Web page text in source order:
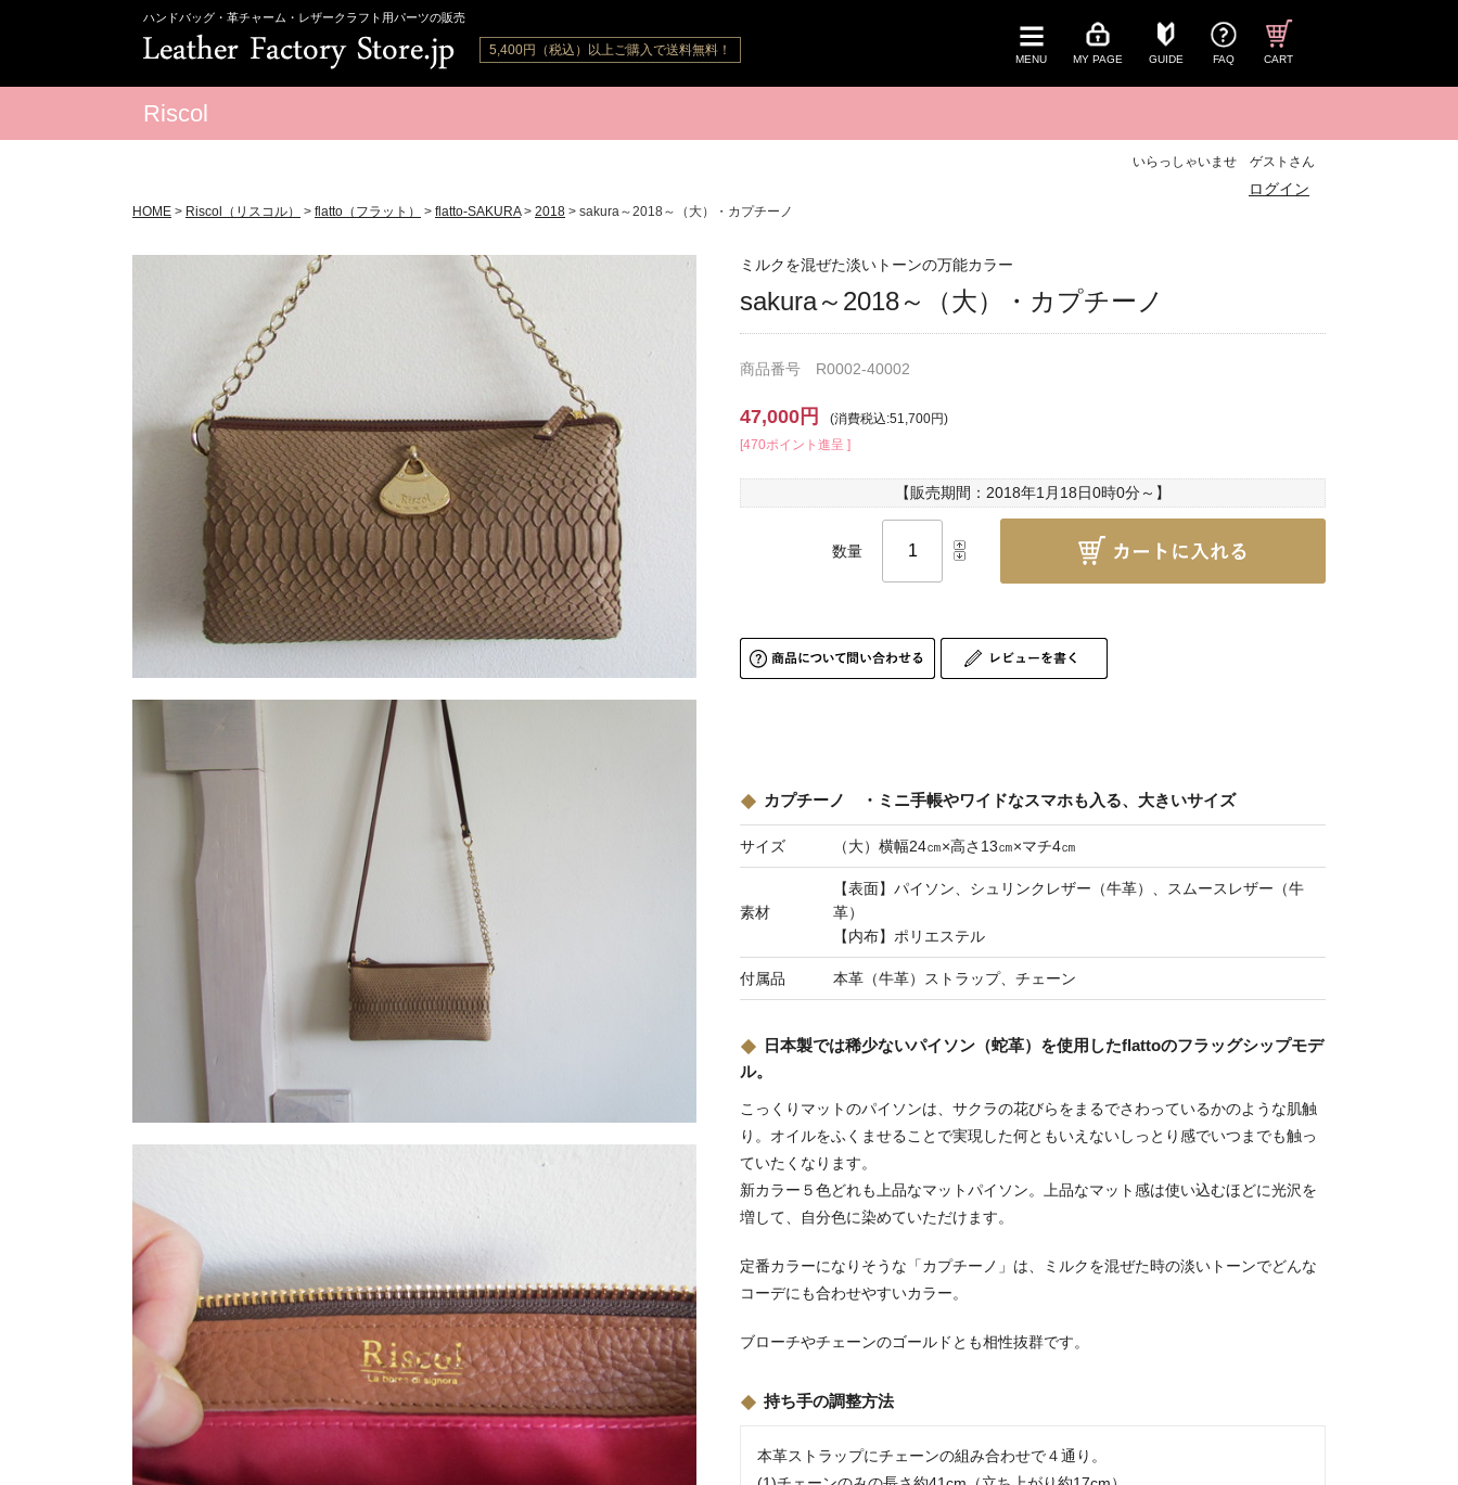
ハンドバッグ・革チャーム・レザークラフト用パーツの販売
5,400円（税込）以上ご購入で送料無料！
MENU MY PAGE GUIDE FAQ CART
Riscol
いらっしゃいませ ゲストさん
ログイン
HOME > Riscol（リスコル） > flatto（フラット） > flatto-SAKURA> 2018 > sakura～2018～（大）・カプチーノ
ミルクを混ぜた淡いトーンの万能カラー
sakura～2018～（大）・カプチーノ
商品番号 R0002-40002
47,000円
(消費税込:51,700円)
[470ポイント進呈 ]
【販売期間： 2018年1月18日0時0分～】
数量
カプチーノ ・ミニ手帳やワイドなスマホも入る、大きいサイズ
サイズ （大）横幅24㎝×高さ13㎝×マチ4㎝
素材
【表面】パイソン、シュリンクレザー（牛革）、スムースレザー（牛
革）
【内布】ポリエステル
付属品 本革（牛革）ストラップ、チェーン
日本製では稀少ないパイソン（蛇革）を使用したflattoのフラッグシップモデ
ル。
こっくりマットのパイソンは、サクラの花びらをまるでさわっているかのような肌触
り。オイルをふくませることで実現した何ともいえないしっとり感でいつまでも触っ
ていたくなります。
新カラー５色どれも上品なマットパイソン。上品なマット感は使い込むほどに光沢を
増して、自分色に染めていただけます。
定番カラーになりそうな「カプチーノ」は、ミルクを混ぜた時の淡いトーンでどんな
コーデにも合わせやすいカラー。
ブローチやチェーンのゴールドとも相性抜群です。
持ち手の調整方法
本革ストラップにチェーンの組み合わせで４通り。